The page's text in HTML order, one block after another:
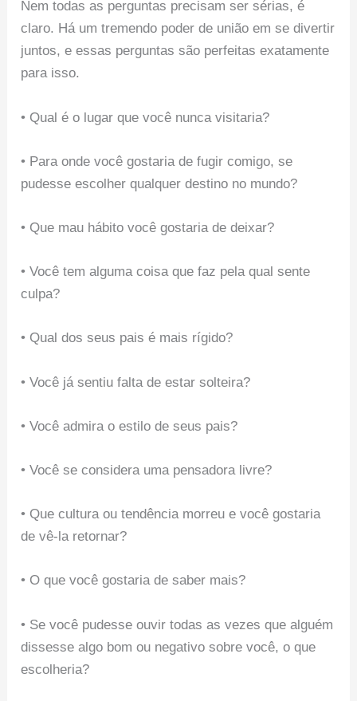
Nem todas as perguntas precisam ser sérias, é
claro. Há um tremendo poder de união em se divertir
juntos, e essas perguntas são perfeitas exatamente
para isso.
• Qual é o lugar que você nunca visitaria?
• Para onde você gostaria de fugir comigo, se
pudesse escolher qualquer destino no mundo?
• Que mau hábito você gostaria de deixar?
• Você tem alguma coisa que faz pela qual sente
culpa?
• Qual dos seus pais é mais rígido?
• Você já sentiu falta de estar solteira?
• Você admira o estilo de seus pais?
• Você se considera uma pensadora livre?
• Que cultura ou tendência morreu e você gostaria
de vê-la retornar?
• O que você gostaria de saber mais?
• Se você pudesse ouvir todas as vezes que alguém
dissesse algo bom ou negativo sobre você, o que
escolheria?